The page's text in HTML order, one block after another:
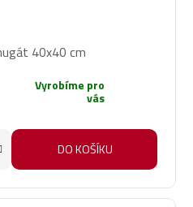
40x40 cm
Vyrobíme pro
vás
DO KOŠÍKU